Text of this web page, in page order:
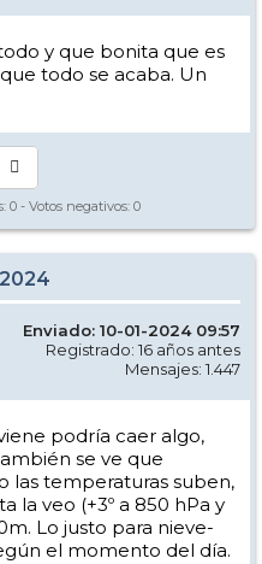
y que bonita que es
todo se acaba. Un
0 - Votos negativos: 0
Enviado: 10-01-2024 09:57
Registrado: 16 años antes
Mensajes: 1.447
podría caer algo,
se ve que
las temperaturas suben,
la veo (+3º a 850 hPa y
Lo justo para nieve-
el momento del día.